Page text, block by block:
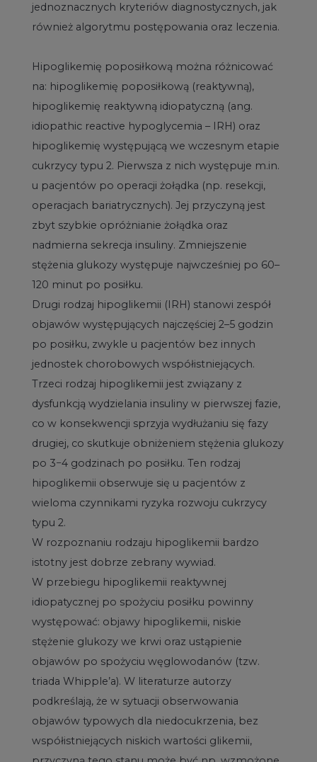
jednoznacznych kryteriów diagnostycznych, jak
również algorytmu postępowania oraz leczenia.
Hipoglikemię poposiłkową można różnicować
na: hipoglikemię poposiłkową (reaktywną),
hipoglikemię reaktywną idiopatyczną (ang.
idiopathic reactive hypoglycemia – IRH) oraz
hipoglikemię występującą we wczesnym etapie
cukrzycy typu 2. Pierwsza z nich występuje m.in.
u pacjentów po operacji żołądka (np. resekcji,
operacjach bariatrycznych). Jej przyczyną jest
zbyt szybkie opróżnianie żołądka oraz
nadmierna sekrecja insuliny. Zmniejszenie
stężenia glukozy występuje najwcześniej po 60–
120 minut po posiłku.
Drugi rodzaj hipoglikemii (IRH) stanowi zespół
objawów występujących najczęściej 2–5 godzin
po posiłku, zwykle u pacjentów bez innych
jednostek chorobowych współistniejących.
Trzeci rodzaj hipoglikemii jest związany z
dysfunkcją wydzielania insuliny w pierwszej fazie,
co w konsekwencji sprzyja wydłużaniu się fazy
drugiej, co skutkuje obniżeniem stężenia glukozy
po 3−4 godzinach po posiłku. Ten rodzaj
hipoglikemii obserwuje się u pacjentów z
wieloma czynnikami ryzyka rozwoju cukrzycy
typu 2.
W rozpoznaniu rodzaju hipoglikemii bardzo
istotny jest dobrze zebrany wywiad.
W przebiegu hipoglikemii reaktywnej
idiopatycznej po spożyciu posiłku powinny
występować: objawy hipoglikemii, niskie
stężenie glukozy we krwi oraz ustąpienie
objawów po spożyciu węglowodanów (tzw.
triada Whipple’a). W literaturze autorzy
podkreślają, że w sytuacji obserwowania
objawów typowych dla niedocukrzenia, bez
współistniejących niskich wartości glikemii,